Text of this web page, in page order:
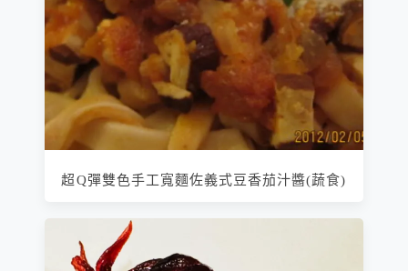
超Q彈雙色手工寬麵佐義式豆香茄汁醬(蔬食)